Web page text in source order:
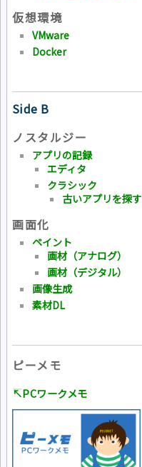
仮想環境
VMware
Docker
Side B
ノスタルジー
アプリの記録
エディタ
クラシック
古いアプリを探す
画面化
ペイント
画材（アナログ）
画材（デジタル）
画像生成
素材DL
ピーメモ
↸PCワークメモ